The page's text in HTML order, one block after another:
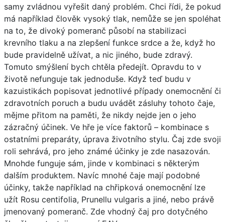
samy zvládnou vyřešit daný problém. Chci řídi, že pokud
má například člověk vysoký tlak, nemůže se jen spoléhat
na to, že divoký pomeranč působí na stabilizaci
krevního tlaku a na zlepšení funkce srdce a že, když ho
bude pravidelně užívat, a nic jiného, bude zdravý.
Tomuto smýšlení bych chtěla předejít. Opravdu to v
životě nefunguje tak jednoduše. Když teď budu v
kazuistikách popisovat jednotlivé případy onemocnění či
zdravotních poruch a budu uvádět zásluhy tohoto čaje,
mějme přitom na paměti, že nikdy nejde jen o jeho
zázračný účinek. Ve hře je více faktorů – kombinace s
ostatními preparáty, úprava životního stylu. Čaj zde svoji
roli sehrává, pro jeho známé účinky je zde nasazován.
Mnohde funguje sám, jinde v kombinaci s některým
dalším produktem. Navíc mnohé čaje mají podobné
účinky, takže například na chřipková onemocnění lze
užít Rosu centifolia, Prunellu vulgaris a jiné, nebo právě
jmenovaný pomeranč. Zde vhodný čaj pro dotyčného